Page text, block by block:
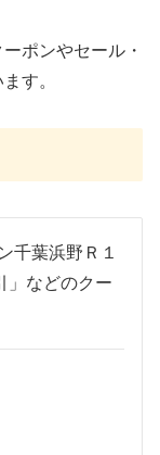
ポンやセール・
す。
千葉浜野Ｒ１
」などのクー